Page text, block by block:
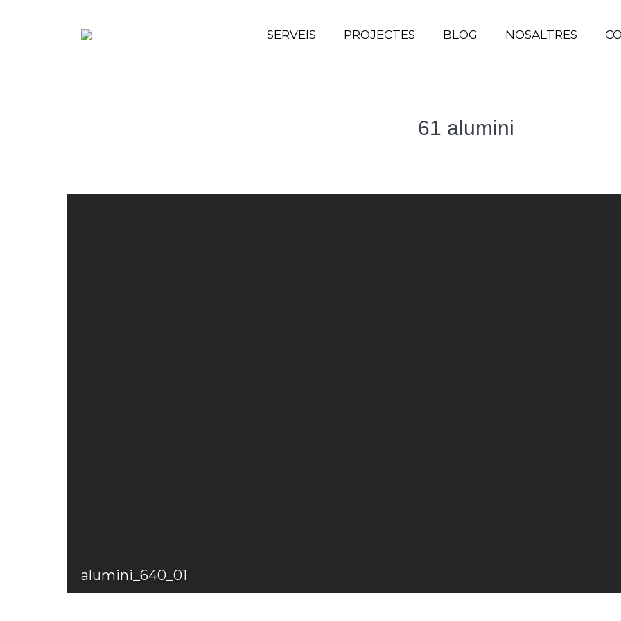
SERVEIS PROJECTES BLOG NOSALTRES
61 alumini
alumini_640_01